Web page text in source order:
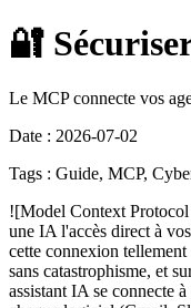
🔐
Le MCP connecte vos
Date : 2026-07-02
Tags : Guide, MCP,
![Model Context Protocol (MCP) Security](https://images.contentstack.io/v3/assets/blt53c99b43892c2378/blt6e5c43de189caa78/69de02622321dc5db7bacc0e/cybersecurity-101-mcp-security_(1).jpg) Donner à une IA l'accès direct à vos emails, votre CRM ou votre base de données change radicalement la donne en matière de sécurité. Le protocole MCP (Model Context Protocol), lancé par Anthropic fin 2024, a rendu cette connexion tellement simple que des dizaines de milliers d'organisations l'ont adopté en quelques mois, souvent plus vite que leurs équipes sécurité n'ont pu l'évaluer. Ce guide fait le point sur les risques réels, sans catastrophisme, et sur les mesures concrètes pour les maîtriser. ## 1. Qu'est-ce que le MCP et pourquoi change-t-il la surface de risque ? Le MCP est un protocole ouvert qui standardise la façon dont un assistant IA se connecte à des outils, des bases de données ou des services externes. Concrètement, il fonctionne comme un port USB-C universel pour l'IA : au lieu de coder une intégration sur mesure pour chaque logiciel (Gmail, Slack, Notion, une base SQL interne), l'agent IA se connecte à un serveur MCP qui expose ces capacités dans un